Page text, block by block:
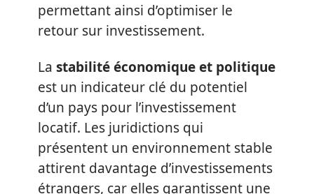
permettant ainsi d’optimiser le
retour sur investissement.
La stabilité économique et politique
est un indicateur clé du potentiel
d’un pays pour l’investissement
locatif. Les juridictions qui
présentent un environnement stable
attirent davantage d’investissements
étrangers, car elles garantissent une